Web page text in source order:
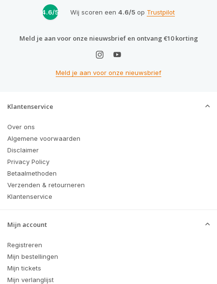
4.6/5 Wij scoren een 4.6/5op Trustpilot
Meld je aan voor onze nieuwsbrief en ontvang €10 korting
Meld je aan voor onze nieuwsbrief
Klantenservice
Over ons
Algemene voorwaarden
Disclaimer
Privacy Policy
Betaalmethoden
Verzenden & retourneren
Klantenservice
Mijn account
Registreren
Mijn bestellingen
Mijn tickets
Mijn verlanglijst